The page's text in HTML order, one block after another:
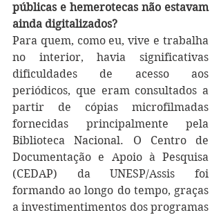
públicas e hemerotecas não estavam
ainda digitalizados?
Para quem, como eu, vive e trabalha
no interior, havia significativas
dificuldades de acesso aos
periódicos, que eram consultados a
partir de cópias microfilmadas
fornecidas principalmente pela
Biblioteca Nacional. O Centro de
Documentação e Apoio à Pesquisa
(CEDAP) da UNESP/Assis foi
formando ao longo do tempo, graças
a investimentimentos dos programas